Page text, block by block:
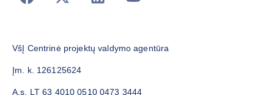
VšĮ Centrinė projektų valdymo agentūra
Įm. k. 126125624
A.s. LT 63 4010 0510 0473 3444